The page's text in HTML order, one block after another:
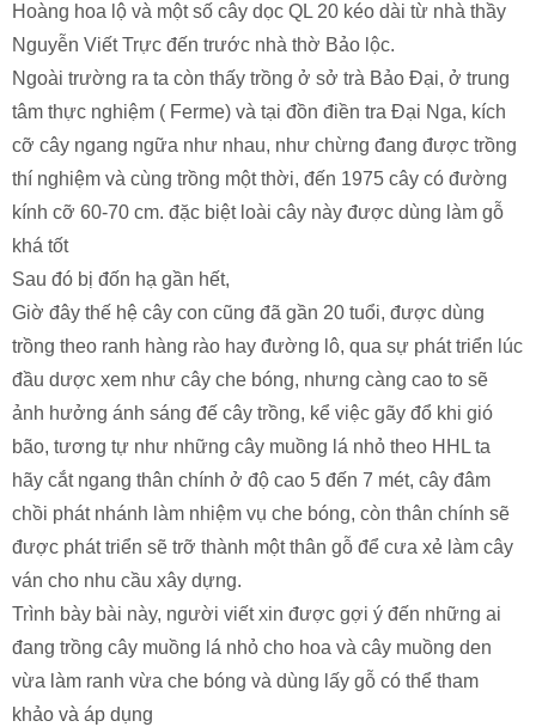
Hoàng hoa lộ và một số cây dọc QL 20 kéo dài từ nhà thầy
Nguyễn Viết Trực đến trước nhà thờ Bảo lộc.
Ngoài trường ra ta còn thấy trồng ở sở trà Bảo Đại, ở trung
tâm thực nghiệm ( Ferme) và tại đồn điền tra Đại Nga, kích
cỡ cây ngang ngữa như nhau, như chừng đang được trồng
thí nghiệm và cùng trồng một thời, đến 1975 cây có đường
kính cỡ 60-70 cm. đặc biệt loài cây này được dùng làm gỗ
khá tốt
Sau đó bị đốn hạ gần hết,
Giờ đây thế hệ cây con cũng đã gần 20 tuổi, được dùng
trồng theo ranh hàng rào hay đường lô, qua sự phát triển lúc
đầu dược xem như cây che bóng, nhưng càng cao to sẽ
ảnh hưởng ánh sáng đế cây trồng, kể việc gãy đổ khi gió
bão, tương tự như những cây muồng lá nhỏ theo HHL ta
hãy cắt ngang thân chính ở độ cao 5 đến 7 mét, cây đâm
chồi phát nhánh làm nhiệm vụ che bóng, còn thân chính sẽ
được phát triển sẽ trỡ thành một thân gỗ để cưa xẻ làm cây
ván cho nhu cầu xây dựng.
Trình bày bài này, người viết xin được gợi ý đến những ai
đang trồng cây muồng lá nhỏ cho hoa và cây muồng den
vừa làm ranh vừa che bóng và dùng lấy gỗ có thể tham
khảo và áp dụng